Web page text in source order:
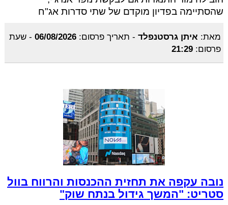
שהסתיימה בפדיון מוקדם של שתי סדרות אג"ח
מאת: איתן גרסטנפלד- תאריך פרסום: 06/08/2026
- שעת
פרסום: 21:29
נובה עקפה את תחזית ההכנסות והרווח בוול
סטריט: "המשך גידול בנתח שוק"